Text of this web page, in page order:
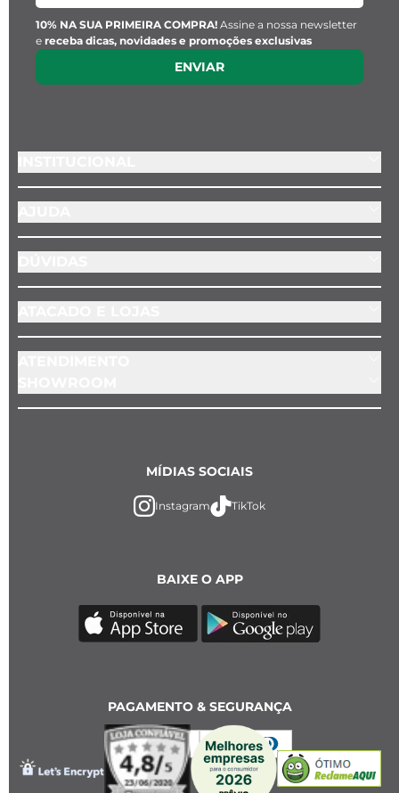
10% NA SUA PRIMEIRA COMPRA! Assine a nossa newsletter
e receba dicas, novidades e promoções exclusivas
ENVIAR
BAIXE O APP
MÍDIAS SOCIAIS
Instagram TikTok
PAGAMENTO & SEGURANÇA